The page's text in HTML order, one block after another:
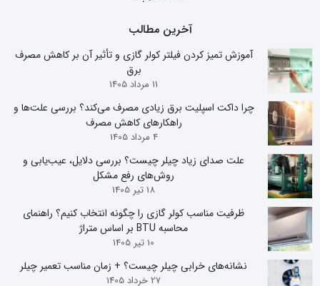
آخرین مطالب
آموزش تمیز کردن فیلتر کولر گازی و تأثیر آن بر کاهش مصرف
برق
11 مرداد 1405
چرا داکت اسپلیت برق زیادی مصرف می‌کند؟ بررسی علت‌ها و
راهکارهای کاهش مصرف
4 مرداد 1405
علت صدای زیاد چیلر چیست؟ بررسی دلایل، عیب‌یابی و
روش‌های رفع مشکل
18 تیر 1405
ظرفیت مناسب کولر گازی را چگونه انتخاب کنیم؟ راهنمای
محاسبه BTU بر اساس متراژ
10 تیر 1405
نشانه‌های خرابی چیلر چیست؟ + زمان مناسب تعمیر چیلر
27 خرداد 1405